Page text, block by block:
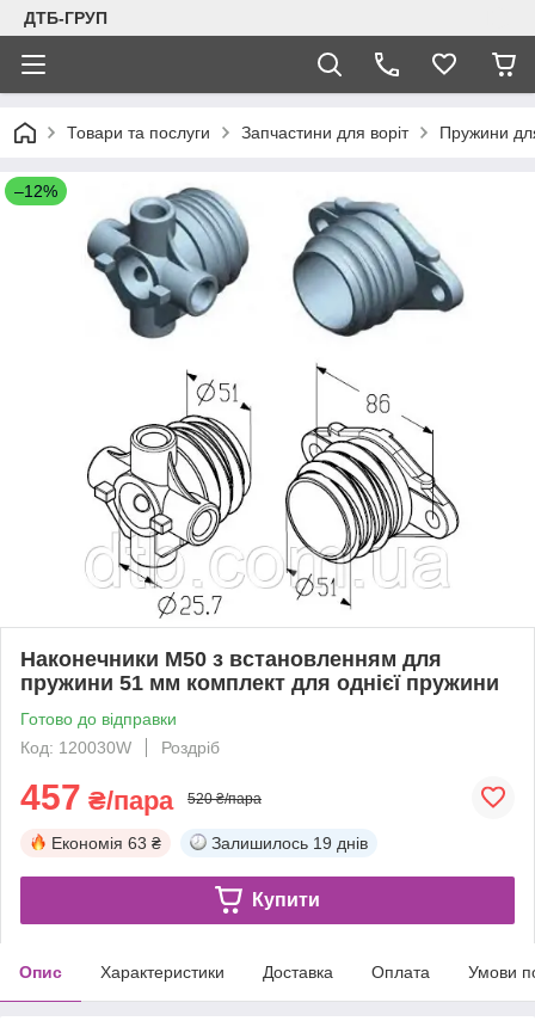
ДТБ-ГРУП
Товари та послуги Запчастини для воріт Пружини
–12%
Наконечники M50 з встановленням для
пружини 51 мм комплект для однієї пружини
Готово до відправки
Код: 120030W
Роздріб
457 ₴/пара 520 ₴/пара
Економія 63 ₴ Залишилось 19 днів
Купити
Опис Характеристики Доставка Оплата Умови